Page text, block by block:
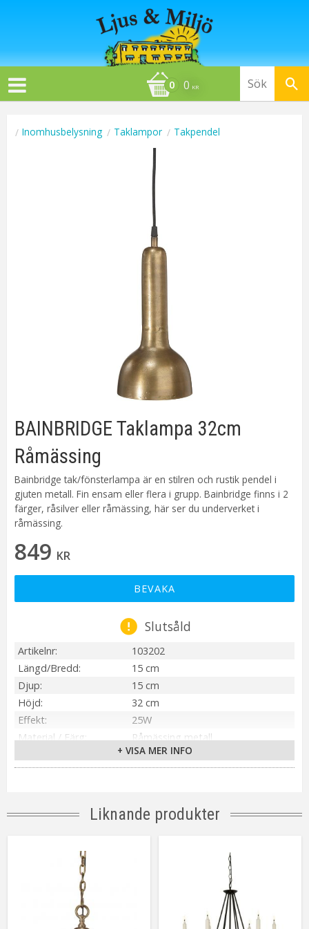
0 KR
Inomhusbelysning Taklampor Takpendel
BAINBRIDGE Taklampa 32cm
Råmässing
Bainbridge tak/fönsterlampa är en stilren och rustik pendel i
gjuten metall. Fin ensam eller flera i grupp. Bainbridge finns i 2
färger, råsilver eller råmässing, här ser du underverket i
råmässing.
849 KR
BEVAKA
Slutsåld
Artikelnr
103202
Längd/Bredd
15 cm
Djup
15 cm
Höjd
32 cm
Effekt
25W
Material / Färg
Råmässing metall
E27
Kabellängd
350 cm
PR Home
+ VISA MER INFO
Liknande produkter